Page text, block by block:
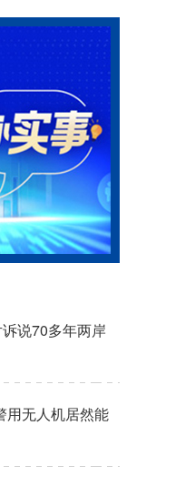
说70多年两岸
用无人机居然能